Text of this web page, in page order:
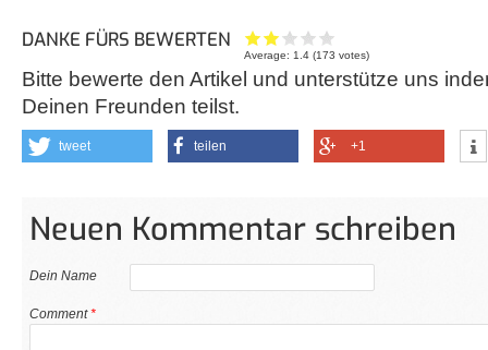
DANKE FÜRS BEWERTEN
Average:1.4 (173 votes)
Bitte bewerte den Artikel und unterstütze uns
Deinen Freunden teilst.
tweet teilen +1
Neuen Kommentar schreiben
Dein Name
Comment*